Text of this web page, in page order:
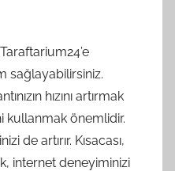
sağlayabilirsiniz.
hızını artırmak
kullanmak önemlidir.
de artırır. Kısacası,
internet deneyiminizi